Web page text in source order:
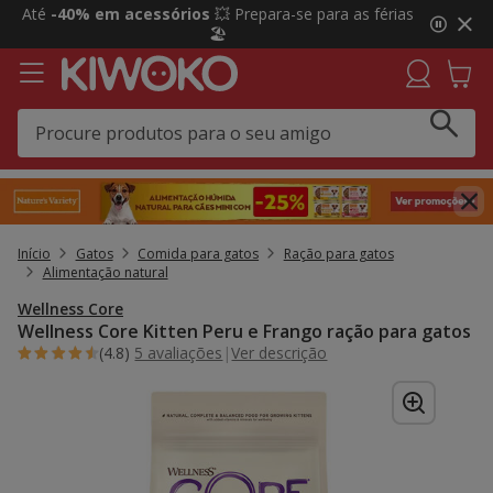
2
3,
mensagem,
Até -40% em acessórios 💥 Prepara-se para as férias
🏖️
Início Gatos Comida para gatos
Ração para gatos
Alimentação natural
Wellness Core
Wellness Core Kitten Peru e Frango ração para gatos
(4.8) 5 avaliações |Ver descrição